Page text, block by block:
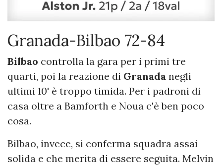
Granada-Bilbao 72-84
Bilbao controlla la gara per i primi tre
quarti, poi la reazione di Granada negli
ultimi 10' è troppo timida. Per i padroni di
casa oltre a Bamforth e Noua c'è ben poco
cosa.
Bilbao, invece, si conferma squadra assai
solida e che merita di essere seguita. Melvin